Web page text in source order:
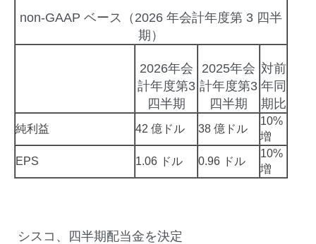
non-GAAP ベース（2026 年会計年度第 3 四半
期）
2026年会
計年度第3
四半期
2025年会
計年度第3
四半期
対前
年同
期比
純利益 42 億ドル 38 億ドル
10%
増
EPS 1.06 ドル 0.96 ドル
10%
増
シスコ、四半期配当金を決定